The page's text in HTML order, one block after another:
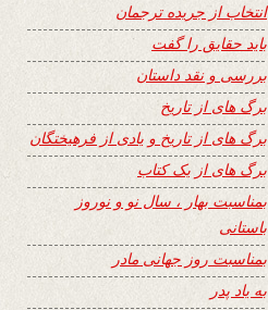
انتخاب از جریده ترجمان
باید حقایق را گفت
بررسی و نقد داستان
برگ های از تاریخ
برگ های از تاریخ و یادی از فرهیختگان
برگ های از یک کتاب
بمناسبت بهار ، سال نو و نوروز
باستانی
بمناسبت روز جهانی مادر
به یاد پدر